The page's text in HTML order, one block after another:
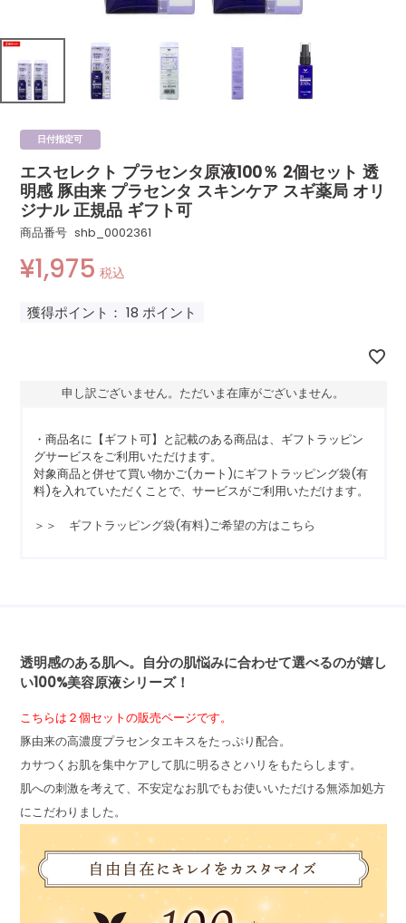
日付指定可
エスセレクト プラセンタ原液100％ 2個セット 透
明感 豚由来 プラセンタ スキンケア スギ薬局 オリ
ジナル 正規品 ギフト可
商品番号 shb_0002361
¥1,975 税込
獲得ポイント： 18 ポイント
申し訳ございません。ただいま在庫がございません。
・商品名に【ギフト可】と記載のある商品は、ギフトラッピン
グサービスをご利用いただけます。
対象商品と併せて買い物かご(カート)にギフトラッピング袋(有
料)を入れていただくことで、サービスがご利用いただけます。
＞＞ ギフトラッピング袋(有料)ご希望の方はこちら
透明感のある肌へ。自分の肌悩みに合わせて選べるのが嬉し
い100%美容原液シリーズ！
こちらは２個セットの販売ページです。
豚由来の高濃度プラセンタエキスをたっぷり配合。
カサつくお肌を集中ケアして肌に明るさとハリをもたらします。
肌への刺激を考えて、不安定なお肌でもお使いいただける無添加処方
にこだわりました。